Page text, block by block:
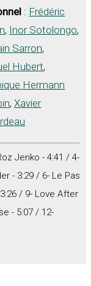
: Frédéric
, Inor Sotolongo,
Sarron,
Hubert,
Hermann
,Xavier
Jeriko - 4:41 / 4-
- 3:29 / 6- Le Pas
/ 9- Love After
- 5:07 / 12-